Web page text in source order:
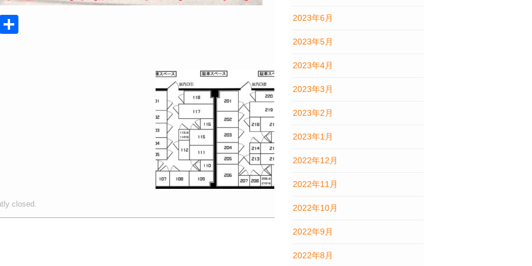
C
closed.
2023年6月
2023年5月
2023年4月
2023年3月
2023年2月
2023年1月
2022年12月
2022年11月
2022年10月
2022年9月
2022年8月